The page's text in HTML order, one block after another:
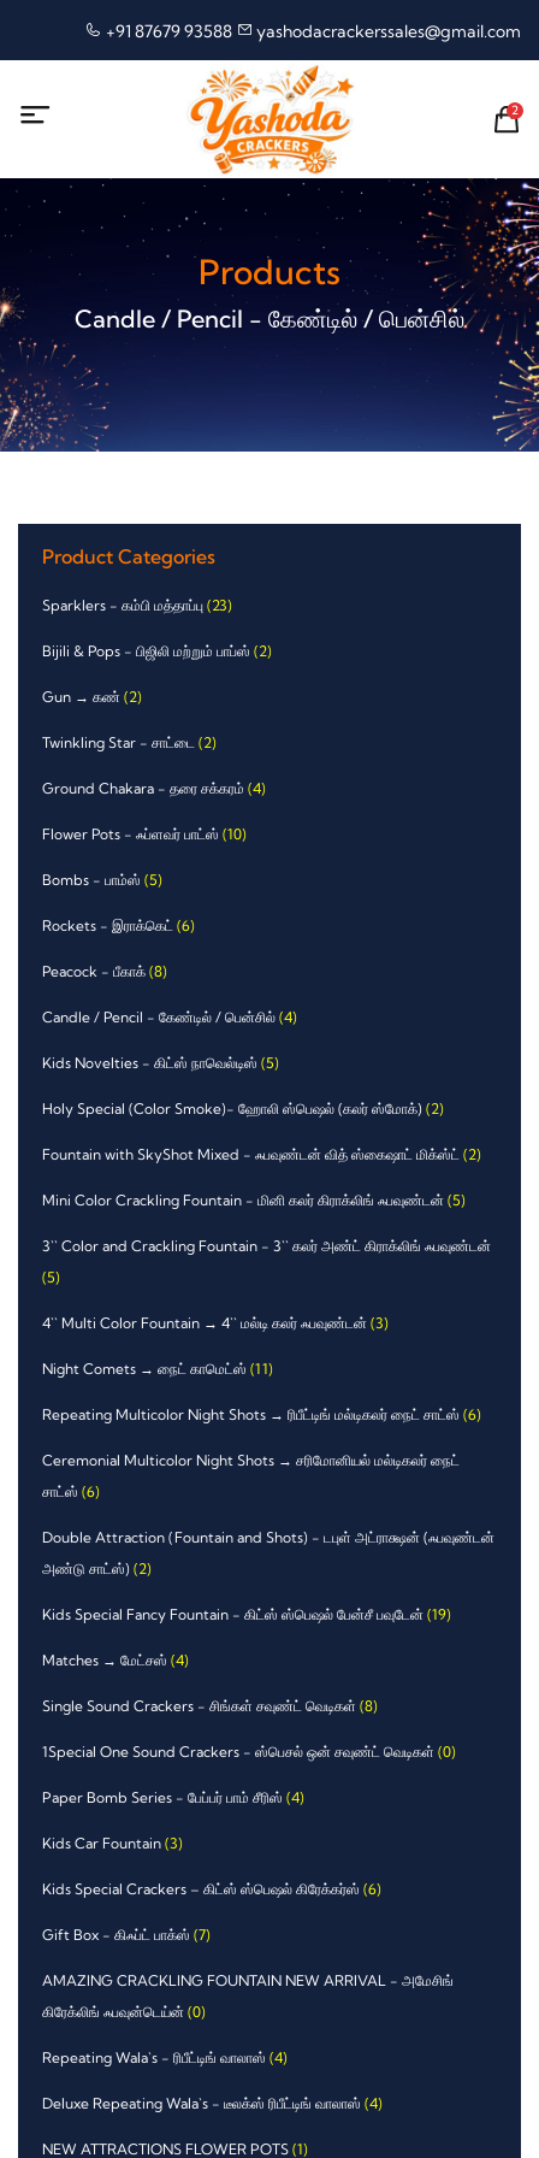
+91 87679 93588 yashodacrackerssales@gmail.com
2
Products
Candle / Pencil - கேண்டில் / பென்சில்
Product Categories
Sparklers - கம்பி மத்தாப்பு (23)
Bijili & Pops - பிஜிலி மற்றும் பாப்ஸ் (2)
Gun → கண் (2)
Twinkling Star - சாட்டை (2)
Ground Chakara - தரை சக்கரம் (4)
Flower Pots - ஃப்ளவர் பாட்ஸ் (10)
Bombs - பாம்ஸ் (5)
Rockets - இராக்கெட் (6)
Peacock - பீகாக் (8)
Candle / Pencil - கேண்டில் / பென்சில் (4)
Kids Novelties - கிட்ஸ் நாவெல்டிஸ் (5)
Holy Special (Color Smoke)- ஹோலி ஸ்பெஷல் (கலர் ஸ்மோக்) (2)
Fountain with SkyShot Mixed - ஃபவுண்டன் வித் ஸ்கைஷாட் மிக்ஸ்ட் (2)
Mini Color Crackling Fountain - மினி கலர் கிராக்லிங் ஃபவுண்டன் (5)
3`` Color and Crackling Fountain - 3`` கலர் அண்ட் கிராக்லிங் ஃபவுண்டன்
(5)
4`` Multi Color Fountain → 4`` மல்டி கலர் ஃபவுண்டன் (3)
Night Comets → நைட் காமெட்ஸ் (11)
Repeating Multicolor Night Shots → ரிபீட்டிங் மல்டிகலர் நைட் சாட்ஸ் (6)
Ceremonial Multicolor Night Shots → சரிமோனியல் மல்டிகலர் நைட்
சாட்ஸ் (6)
Double Attraction (Fountain and Shots) - டபுள் அட்ராக்ஷன் (ஃபவுண்டன்
அண்டு சாட்ஸ்) (2)
Kids Special Fancy Fountain - கிட்ஸ் ஸ்பெஷல் பேன்சீ பவுடேன் (19)
Matches → மேட்சஸ் (4)
Single Sound Crackers - சிங்கள் சவுண்ட் வெடிகள் (8)
1Special One Sound Crackers - ஸ்பெசல் ஒன் சவுண்ட் வெடிகள் (0)
Paper Bomb Series - பேப்பர் பாம் சீரிஸ் (4)
Kids Car Fountain (3)
Kids Special Crackers – கிட்ஸ் ஸ்பெஷல் கிரேக்கர்ஸ் (6)
Gift Box - கிஃப்ட் பாக்ஸ் (7)
AMAZING CRACKLING FOUNTAIN NEW ARRIVAL - அமேசிங்
கிரேக்லிங் ஃபவுன்டெய்ன் (0)
Repeating Wala`s - ரிபீட்டிங் வாலாஸ் (4)
Deluxe Repeating Wala`s - டீலக்ஸ் ரிபீட்டிங் வாலாஸ் (4)
NEW ATTRACTIONS FLOWER POTS (1)